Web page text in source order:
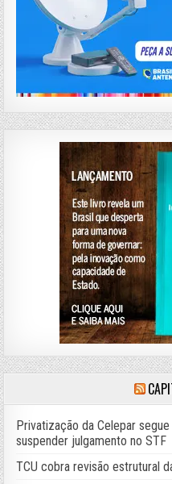
Privatização da Celepar
suspender julgamento no STF
TCU cobra revisão estrutural